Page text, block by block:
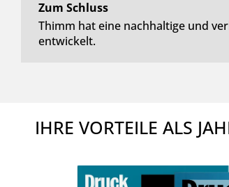
Zum Schluss
Thimm hat eine nachhaltige und
entwickelt.
IHRE VORTEILE ALS